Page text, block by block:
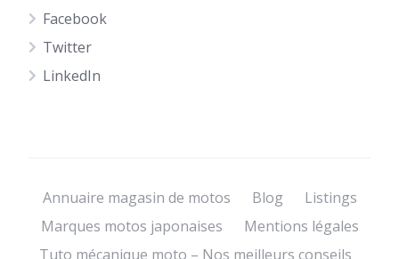
Facebook
Twitter
LinkedIn
Annuaire magasin de motos Blog
Listings
Marques motos japonaises
Mentions légales
Tuto mécanique moto – Nos meilleurs conseils